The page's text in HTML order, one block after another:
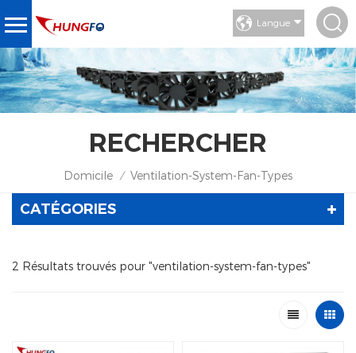
Langue
RECHERCHER
Domicile / Ventilation-System-Fan-Types
CATÉGORIES
2 Résultats trouvés pour "ventilation-system-fan-types"